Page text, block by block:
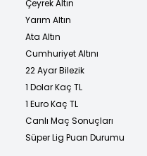
Çeyrek Altın
Yarım Altın
Ata Altın
Cumhuriyet Altını
22 Ayar Bilezik
1 Dolar Kaç TL
1 Euro Kaç TL
Canlı Maç Sonuçları
Süper Lig Puan Durumu